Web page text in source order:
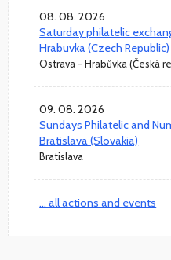
08. 08. 2026
Saturday philatelic
Hrabuvka (Czech Republic)
Ostrava - Hrabůvka (Česká
09. 08. 2026
Sundays Philatelic and
Bratislava (Slovakia)
Bratislava
... all actions and events